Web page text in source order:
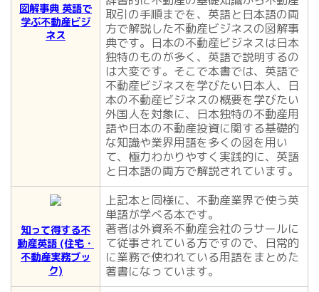
図解事典 英語で
学ぶ不動産ビジ
ネス
取引の手順までを、英語と日本語の両
方で解説した不動産ビジネスの図解事
典です。日本の不動産ビジネスは日本
独特のものが多く、英語で説明するの
は大変です。そこで本書では、英語で
不動産ビジネスを学びたい日本人、日
本の不動産ビジネスの概要を学びたい
外国人を対象に、日本独特の不動産用
語や日本の不動産投資に関する基礎的
な知識や業界用語を多くの図を用い
て、極力わかりやすく実践的に、英語
と日本語の両方で解説されています。
知って得する不
動産英語 (住宅・
不動産実務ブッ
ク)
上記本と同様に、不動産業界で使う英
単語が学べる本です。
著者は外資系不動産会社のラサールに
て従事されている方ですので、日常的
に業務で使われている用語をまとめた
著書になっています。